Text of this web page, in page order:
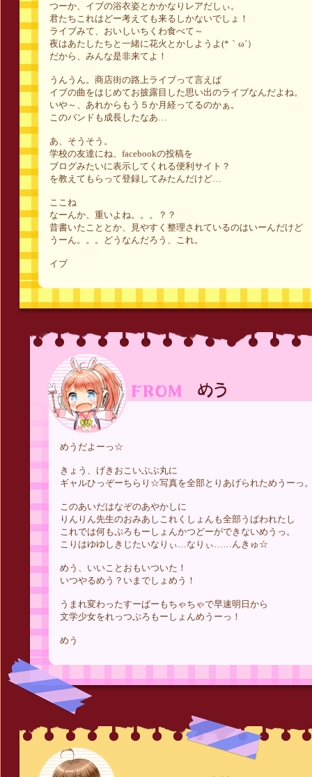
つーか、イブの浴衣姿とかかなりレアだしぃ。
君たちこれはどー考えても来るしかないでしょ！
ライブみて、おいしいちくわ食べて～
夜はあたしたちと一緒に花火とかしようよ(*｀ω´）
だから、みんな是非来てよ！
うんうん。商店街の路上ライブって言えば
イブの曲をはじめてお披露目した思い出のライブなんだよね。
いや～、あれからもう５か月経ってるのかぁ。
このバンドも成長したなあ…
あ、そうそう。
学校の友達にね、facebookの投稿を
ブログみたいに表示してくれる便利サイト？
を教えてもらって登録してみたんだけど…
ここね
なーんか、重いよね。。。？？
昔書いたこととか、見やすく整理されているのはいーんだけど
うーん。。。どうなんだろう、これ。
イブ
めうだよーっ☆
きょう、げきおこいぶぶ丸に
ギャルひっぞーちらり☆写真を全部とりあげられためうーっ
このあいだはなぞのあやかしに
りんりん先生のおみあしこれくしょんも全部うばわれたし
これでは何もぷろもーしょんかつどーができないめうっ。
こりはゆゆしきじたいなりぃ…なりぃ……んきゅ☆
めう、いいことおもいついた！
いつやるめう？いまでしょめう！
うまれ変わったすーぱーもちゃちゃで早速明日から
文学少女をれっつぷろもーしょんめうーっ！
めう